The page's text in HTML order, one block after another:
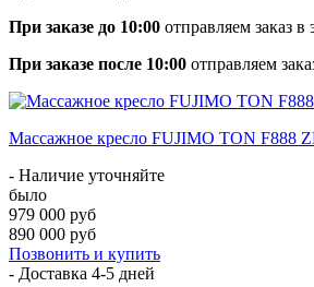
При заказе до 10:00 отправляем заказ в
При заказе после 10:00 отправляем
Массажное кресло FUJIMO TON F888
- Наличие уточняйте
было
979 000 руб
890 000 руб
Позвонить и купить
- Доставка 4-5 дней